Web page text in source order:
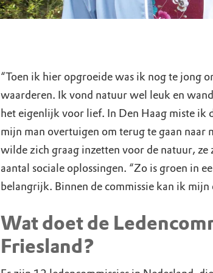
“Toen ik hier opgroeide was ik nog te jong
waarderen. Ik vond natuur wel leuk en
het eigenlijk voor lief. In Den Haag miste ik
mijn man overtuigen om terug te gaan naar
wilde zich graag inzetten voor de natuur, ze
aantal sociale oplossingen. “Zo is groen in
belangrijk. Binnen de commissie kan ik
Wat doet de
Friesland?